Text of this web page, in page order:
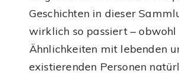
Geschichten in dieser
wirklich so passiert – obwohl
Ähnlichkeiten mit lebenden
existierenden Personen